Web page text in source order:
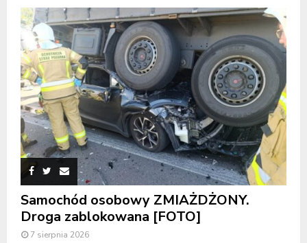
Samochód osobowy ZMIAŻDŻONY.
Droga zablokowana [FOTO]
7 sierpnia 2026